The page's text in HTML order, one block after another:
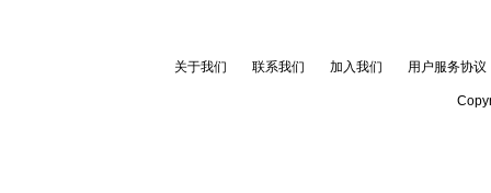
关于我们 联系我们 加入我们 用户服务协议